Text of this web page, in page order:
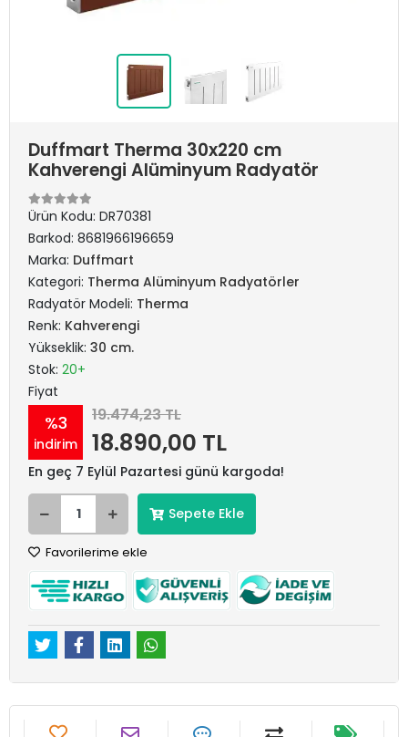
Duffmart Therma 30x220 cm
Kahverengi Alüminyum Radyatör
Ürün Kodu: DR70381
Barkod: 8681966196659
Marka: Duffmart
Kategori: Therma Alüminyum Radyatörler
Radyatör Modeli: Therma
Renk: Kahverengi
Yükseklik: 30 cm.
Stok: 20+
Fiyat
%3
indirim
19.474,23 TL
18.890,00 TL
En geç 7 Eylül Pazartesi günü kargoda!
Sepete Ekle
Favorilerime ekle